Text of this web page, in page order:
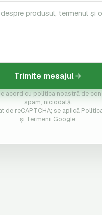
Trimite mesajul
acord cu politica noastră de
spam, niciodată.
de reCAPTCHA; se aplică
și Termenii Google.